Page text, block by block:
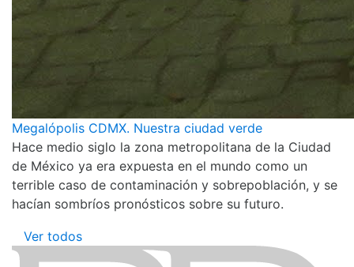
Megalópolis CDMX. Nuestra ciudad verde
Hace medio siglo la zona metropolitana de la Ciudad
de México ya era expuesta en el mundo como un
terrible caso de contaminación y sobrepoblación, y se
hacían sombríos pronósticos sobre su futuro.
Ver todos